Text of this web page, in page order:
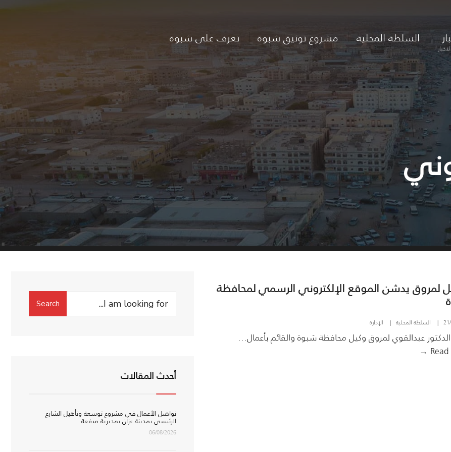
السلطة المحلية مشروع توثيق شبوة تعرف على شبوة
لمروق يدشن الموقع الإلكتروني الرسمي لمحافظة
| السلطة المحلية | الإدارة
عبدالقوي لمروق وكيل محافظة شبوة والقائم بأعمال...
Read
Search
Search
أحدث المقالات
تواصل الأعمال في مشروع توسعة وتأهيل الشارع
الرئيسي بمدينة عزان بمديرية ميفعة
06/08/2026